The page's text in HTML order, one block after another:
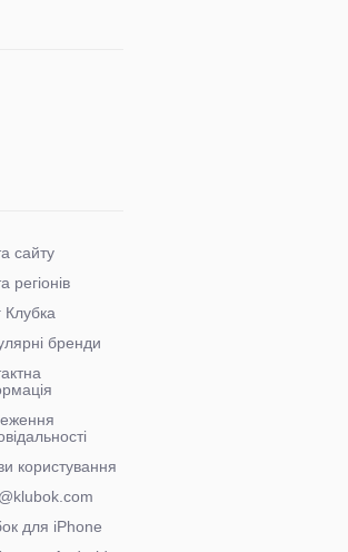
сайту
регіонів
Клубка
бренди
користування
для iPhone